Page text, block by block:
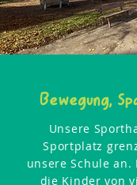
Bewegung,
Unsere
Sportplatz
unsere Schule
die Kinder von